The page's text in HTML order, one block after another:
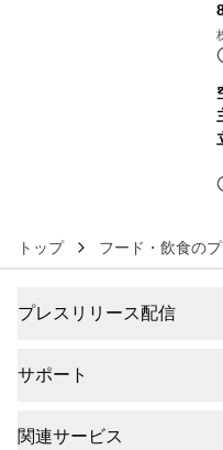
トップ フード・飲食の
プレスリリース配信
サポート
関連サービス